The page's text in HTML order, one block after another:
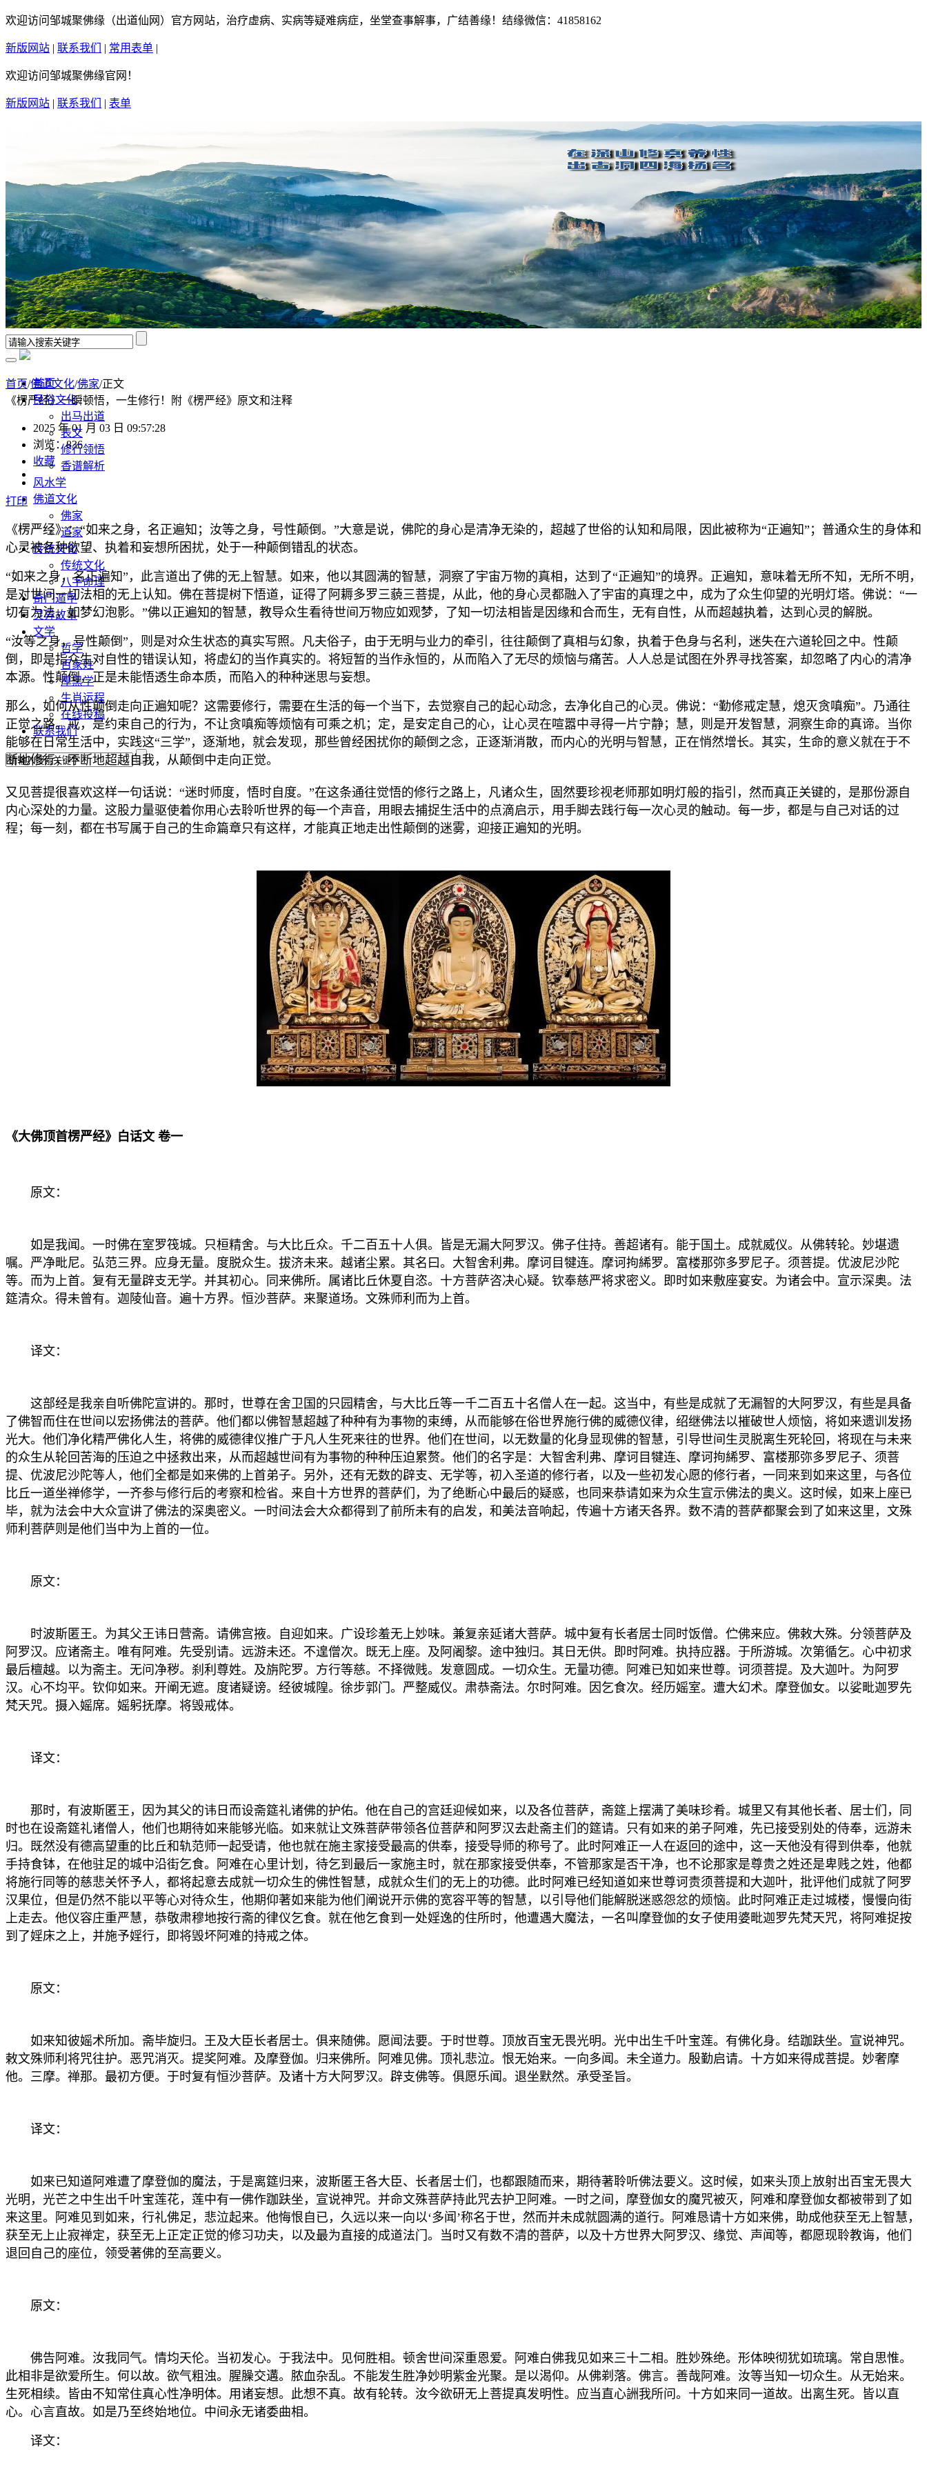
欢迎访问邹城聚佛缘（出道仙网）官方网站，治疗虚病、实病等疑难病症，坐堂查事解事，广结善缘！结缘微信：41858162
新版网站 | 联系我们 | 常用表单 |
欢迎访问邹城聚佛缘官网！
新版网站 | 联系我们 | 表单
首页
民俗文化
出马出道
表文
修行领悟
香谱解析
风水学
佛道文化
佛家
道家
传统文化
传统文化
八字命理
奇门遁甲
灵异故事
文学
哲学
百家姓
厚黑学
生肖运程
在线投稿
联系我们
首页/佛道文化/佛家/正文
《楞严经》一瞬顿悟，一生修行！附《楞严经》原文和注释
2025 年 01 月 03 日 09:57:28
浏览：836
收藏
打印
《楞严经》：“如来之身，名正遍知；汝等之身，号性颠倒。”大意是说，佛陀的身心是清净无染的，超越了世俗的认知和局限，因此被称为“正遍知”；普通众生的身体和
心灵被各种欲望、执着和妄想所困扰，处于一种颠倒错乱的状态。
“如来之身，名正遍知”，此言道出了佛的无上智慧。如来，他以其圆满的智慧，洞察了宇宙万物的真相，达到了“正遍知”的境界。正遍知，意味着无所不知，无所不明，
是对世间一切法相的无上认知。佛在菩提树下悟道，证得了阿耨多罗三藐三菩提，从此，他的身心灵都融入了宇宙的真理之中，成为了众生仰望的光明灯塔。佛说：“一
切有为法，如梦幻泡影。”佛以正遍知的智慧，教导众生看待世间万物应如观梦，了知一切法相皆是因缘和合而生，无有自性，从而超越执着，达到心灵的解脱。
“汝等之身，号性颠倒”，则是对众生状态的真实写照。凡夫俗子，由于无明与业力的牵引，往往颠倒了真相与幻象，执着于色身与名利，迷失在六道轮回之中。性颠
倒，即是指众生对自性的错误认知，将虚幻的当作真实的。将短暂的当作永恒的，从而陷入了无尽的烦恼与痛苦。人人总是试图在外界寻找答案，却忽略了内心的清净
本源。性颠倒，正是未能悟透生命本质，而陷入的种种迷思与妄想。
那么，如何从性颠倒走向正遍知呢？这需要修行，需要在生活的每一个当下，去觉察自己的起心动念，去净化自己的心灵。佛说：“勤修戒定慧，熄灭贪嗔痴”。乃通往
正觉之路。戒，是约束自己的行为，不让贪嗔痴等烦恼有可乘之机；定，是安定自己的心，让心灵在喧嚣中寻得一片宁静；慧，则是开发智慧，洞察生命的真谛。当你
能够在日常生活中，实践这“三学”，逐渐地，就会发现，那些曾经困扰你的颠倒之念，正逐渐消散，而内心的光明与智慧，正在悄然增长。其实，生命的意义就在于不
断地修行，不断地超越自我，从颠倒中走向正觉。
又见菩提很喜欢这样一句话说：“迷时师度，悟时自度。”在这条通往觉悟的修行之路上，凡诸众生，固然要珍视老师那如明灯般的指引，然而真正关键的，是那份源自
内心深处的力量。这股力量驱使着你用心去聆听世界的每一个声音，用眼去捕捉生活中的点滴启示，用手脚去践行每一次心灵的触动。每一步，都是与自己对话的过
程；每一刻，都在书写属于自己的生命篇章只有这样，才能真正地走出性颠倒的迷雾，迎接正遍知的光明。
《大佛顶首楞严经》白话文 卷一
原文：
如是我闻。一时佛在室罗筏城。只桓精舍。与大比丘众。千二百五十人俱。皆是无漏大阿罗汉。佛子住持。善超诸有。能于国土。成就威仪。从佛转轮。妙堪遗
嘱。严净毗尼。弘范三界。应身无量。度脱众生。拔济未来。越诸尘累。其名曰。大智舍利弗。摩诃目犍连。摩诃拘絺罗。富楼那弥多罗尼子。须菩提。优波尼沙陀
等。而为上首。复有无量辟支无学。并其初心。同来佛所。属诸比丘休夏自恣。十方菩萨咨决心疑。钦奉慈严将求密义。即时如来敷座宴安。为诸会中。宣示深奥。法
筵清众。得未曾有。迦陵仙音。遍十方界。恒沙菩萨。来聚道场。文殊师利而为上首。
译文：
这部经是我亲自听佛陀宣讲的。那时，世尊在舍卫国的只园精舍，与大比丘等一千二百五十名僧人在一起。这当中，有些是成就了无漏智的大阿罗汉，有些是具备
了佛智而住在世间以宏扬佛法的菩萨。他们都以佛智慧超越了种种有为事物的束缚，从而能够在俗世界施行佛的威德仪律，绍继佛法以摧破世人烦恼，将如来遗训发扬
光大。他们净化精严佛化人生，将佛的威德律仪推广于凡人生死来往的世界。他们在世间，以无数量的化身显现佛的智慧，引导世间生灵脱离生死轮回，将现在与未来
的众生从轮回苦海的压迫之中拯救出来，从而超越世间有为事物的种种压迫累赘。他们的名字是：大智舍利弗、摩诃目犍连、摩诃拘絺罗、富楼那弥多罗尼子、须菩
提、优波尼沙陀等人，他们全都是如来佛的上首弟子。另外，还有无数的辟支、无学等，初入圣道的修行者，以及一些初发心愿的修行者，一同来到如来这里，与各位
比丘一道坐禅修学，一齐参与修行后的考察和检省。来自十方世界的菩萨们，为了绝断心中最后的疑惑，也同来恭请如来为众生宣示佛法的奥义。这时候，如来上座已
毕，就为法会中大众宣讲了佛法的深奥密义。一时间法会大众都得到了前所未有的启发，和美法音响起，传遍十方诸天各界。数不清的菩萨都聚会到了如来这里，文殊
师利菩萨则是他们当中为上首的一位。
原文：
时波斯匿王。为其父王讳日营斋。请佛宫掖。自迎如来。广设珍羞无上妙味。兼复亲延诸大菩萨。城中复有长者居士同时饭僧。伫佛来应。佛敕大殊。分领菩萨及
阿罗汉。应诸斋主。唯有阿难。先受别请。远游未还。不遑僧次。既无上座。及阿阇黎。途中独归。其日无供。即时阿难。执持应器。于所游城。次第循乞。心中初求
最后檀越。以为斋主。无问净秽。刹利尊姓。及旃陀罗。方行等慈。不择微贱。发意圆成。一切众生。无量功德。阿难已知如来世尊。诃须菩提。及大迦叶。为阿罗
汉。心不均平。钦仰如来。开阐无遮。度诸疑谤。经彼城隍。徐步郭门。严整威仪。肃恭斋法。尔时阿难。因乞食次。经历媱室。遭大幻术。摩登伽女。以娑毗迦罗先
梵天咒。摄入媱席。媱躬抚摩。将毁戒体。
译文：
那时，有波斯匿王，因为其父的讳日而设斋筵礼诸佛的护佑。他在自己的宫廷迎候如来，以及各位菩萨，斋筵上摆满了美味珍肴。城里又有其他长者、居士们，同
时也在设斋筵礼诸僧人，他们也期待如来能够光临。如来就让文殊菩萨带领各位菩萨和阿罗汉去赴斋主们的筵请。只有如来的弟子阿难，先已接受别处的侍奉，远游未
归。既然没有德高望重的比丘和轨范师一起受请，他也就在施主家接受最高的供奉，接受导师的称号了。此时阿难正一人在返回的途中，这一天他没有得到供奉，他就
手持食钵，在他驻足的城中沿街乞食。阿难在心里计划，待乞到最后一家施主时，就在那家接受供奉，不管那家是否干净，也不论那家是尊贵之姓还是卑贱之姓，他都
将施行同等的慈悲关怀予人，都将起意去成就一切众生的佛性智慧，成就众生们的无上的功德。此时阿难已经知道如来世尊诃责须菩提和大迦叶，批评他们成就了阿罗
汉果位，但是仍然不能以平等心对待众生，他期仰著如来能为他们阐说开示佛的宽容平等的智慧，以引导他们能解脱迷惑怨忿的烦恼。此时阿难正走过城楼，慢慢向街
上走去。他仪容庄重严慧，恭敬肃穆地按行斋的律仪乞食。就在他乞食到一处婬逸的住所时，他遭遇大魔法，一名叫摩登伽的女子使用婆毗迦罗先梵天咒，将阿难捉按
到了婬床之上，并施予婬行，即将毁坏阿难的持戒之体。
原文：
如来知彼媱术所加。斋毕旋归。王及大臣长者居士。俱来随佛。愿闻法要。于时世尊。顶放百宝无畏光明。光中出生千叶宝莲。有佛化身。结跏趺坐。宣说神咒。
敕文殊师利将咒往护。恶咒消灭。提奖阿难。及摩登伽。归来佛所。阿难见佛。顶礼悲泣。恨无始来。一向多闻。未全道力。殷勤启请。十方如来得成菩提。妙奢摩
他。三摩。禅那。最初方便。于时复有恒沙菩萨。及诸十方大阿罗汉。辟支佛等。俱愿乐闻。退坐默然。承受圣旨。
译文：
如来已知道阿难遭了摩登伽的魔法，于是离筵归来，波斯匿王各大臣、长者居士们，也都跟随而来，期待著聆听佛法要义。这时候，如来头顶上放射出百宝无畏大
光明，光芒之中生出千叶宝莲花，莲中有一佛作跏趺坐，宣说神咒。并命文殊菩萨持此咒去护卫阿难。一时之间，摩登伽女的魔咒被灭，阿难和摩登伽女都被带到了如
来这里。阿难见到如来，行礼佛足，悲泣起来。他悔恨自已，久远以来一向以‘多闻’称名于世，然而并未成就圆满的道行。阿难恳请十方如来佛，助成他获至无上智慧，
获至无上止寂禅定，获至无上正定正觉的修习功夫，以及最为直接的成道法门。当时又有数不清的菩萨，以及十方世界大阿罗汉、缘觉、声闻等，都愿现聆教诲，他们
退回自己的座位，领受著佛的至高要义。
原文：
佛告阿难。汝我同气。情均天伦。当初发心。于我法中。见何胜相。顿舍世间深重恩爱。阿难白佛我见如来三十二相。胜妙殊绝。形体映彻犹如琉璃。常自思惟。
此相非是欲爱所生。何以故。欲气粗浊。腥臊交遘。脓血杂乱。不能发生胜净妙明紫金光聚。是以渴仰。从佛剃落。佛言。善哉阿难。汝等当知一切众生。从无始来。
生死相续。皆由不知常住真心性净明体。用诸妄想。此想不真。故有轮转。汝今欲研无上菩提真发明性。应当直心詶我所问。十方如来同一道故。出离生死。皆以直
心。心言直故。如是乃至终始地位。中间永无诸委曲相。
译文：